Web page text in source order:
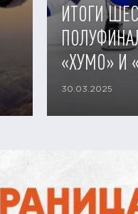
ИТОГИ
«ХУМО» И
30.03.2025